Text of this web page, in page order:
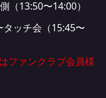
（13:50〜14:00）
ッチ会（15:45〜
ファンクラブ会員様